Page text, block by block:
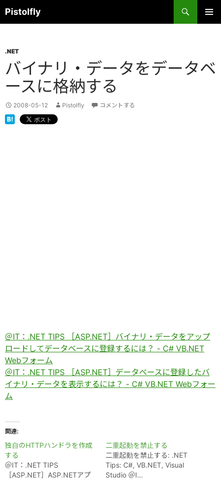
ン
ツ
ス
キ
ッ
プ
Pistolfly
索
.NET
バイナリ・データをデータベ
ースに格納する
2008-05-12 Pistolfly コメントする
＠IT：.NET TIPS ［ASP.NET］バイナリ・データをアップ
ロードしてデータベースに登録するには？ - C# VB.NET
Webフォーム
＠IT：.NET TIPS ［ASP.NET］データベースに登録したバ
イナリ・データを表示するには？ - C# VB.NET Webフォー
ム
関連
独自のHTTPハンドラを作成
する
＠IT：.NET TIPS
［ASP.NET］ASP.NETアプ
二重起動を禁止する
二重起動を禁止する: .NET
Tips: C#, VB.NET, Visual
Studio ＠I…